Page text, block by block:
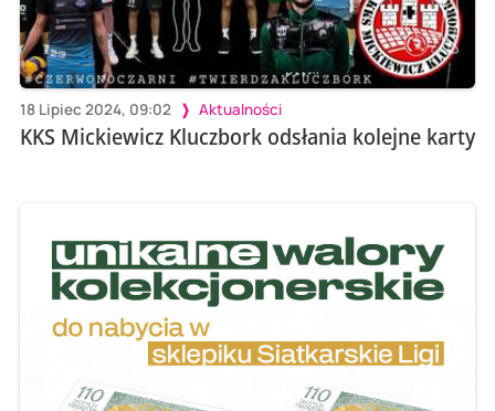
18 Lipiec 2024, 09:02 Aktualności
KKS Mickiewicz Kluczbork odsłania kolejne karty